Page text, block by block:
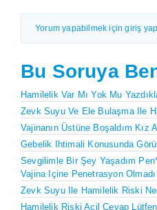
Yorum yapabilmek için giriş
Bu Soruya
Hamilelik Var Mı Yok Mu
Zevk Suyu Ve Ele Bulaşma Ile
Vajinanın Üstüne Boşaldım Kız
Gebelik Ihtimali Konusunda
Sevgilimle Bir Şey Yaşadım
Vajina Içine Penetrasyon
Zevk Suyu Ile Hamilelik Riski
Hamilelik Riski Acil Cevap Lütfen